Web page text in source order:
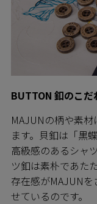
BUTTON 釦のこだ
MAJUNの柄や素
ます。貝釦は「黒
高級感のあるシャ
ツ釦は素朴であた
存在感がMAJUN
せているのです。